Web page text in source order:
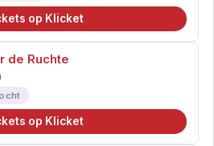
op Klicket
de Ruchte
op Klicket